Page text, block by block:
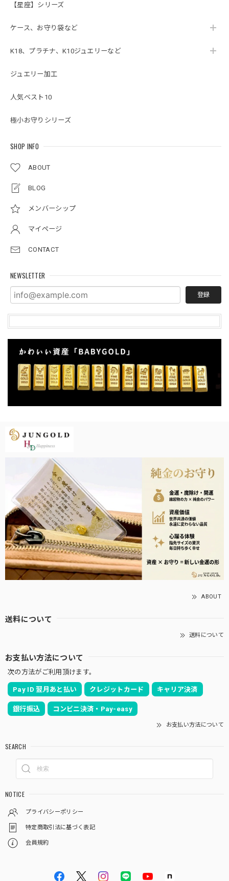
【星座】シリーズ
ケース、お守り袋など
K18、プラチナ、K10ジュエリーなど
ジュエリー加工
人気ベスト10
極小お守りシリーズ
SHOP INFO
ABOUT
BLOG
メンバーシップ
マイページ
CONTACT
NEWSLETTER
登録
ABOUT
送料について
送料について
お支払い方法について
次の方法がご利用頂けます。
Pay ID 翌月あと払い クレジットカード キャリア決済
銀行振込 コンビニ決済・Pay-easy
お支払い方法について
SEARCH
NOTICE
プライバシーポリシー
特定商取引法に基づく表記
会員規約